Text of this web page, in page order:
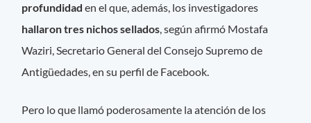
profundidad en el que, además, los investigadores
hallaron tres nichos sellados, según afirmó Mostafa
Waziri, Secretario General del Consejo Supremo de
Antigüedades, en su perfil de Facebook.
Pero lo que llamó poderosamente la atención de los